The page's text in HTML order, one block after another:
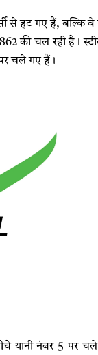
से हट गए हैं, बल्कि वे
की चल रही है।
चले गए हैं।
यानी नंबर 5 पर